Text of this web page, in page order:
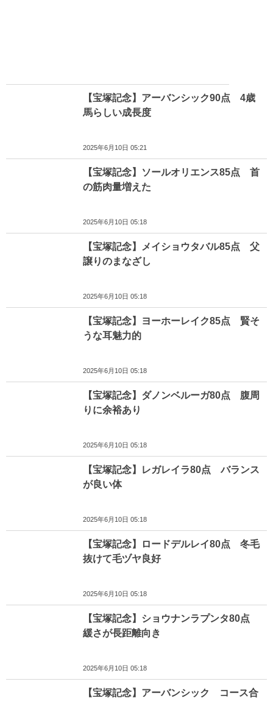
【宝塚記念】アーバンシック90点 4歳
馬らしい成長度
2025年6月10日 05:21
【宝塚記念】ソールオリエンス85点 首
の筋肉量増えた
2025年6月10日 05:18
【宝塚記念】メイショウタバル85点 父
譲りのまなざし
2025年6月10日 05:18
【宝塚記念】ヨーホーレイク85点 賢そ
うな耳魅力的
2025年6月10日 05:18
【宝塚記念】ダノンベルーガ80点 腹周
りに余裕あり
2025年6月10日 05:18
【宝塚記念】レガレイラ80点 バランス
が良い体
2025年6月10日 05:18
【宝塚記念】ロードデルレイ80点 冬毛
抜けて毛ヅヤ良好
2025年6月10日 05:18
【宝塚記念】ショウナンラプンタ80点
緩さが長距離向き
2025年6月10日 05:18
【宝塚記念】アーバンシック コース合